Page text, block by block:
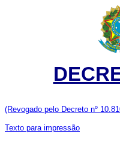
(Revogado pelo Decreto nº
Texto para impressão